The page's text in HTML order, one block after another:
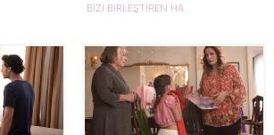
BİZİ BİRLEŞTİREN HAYAT